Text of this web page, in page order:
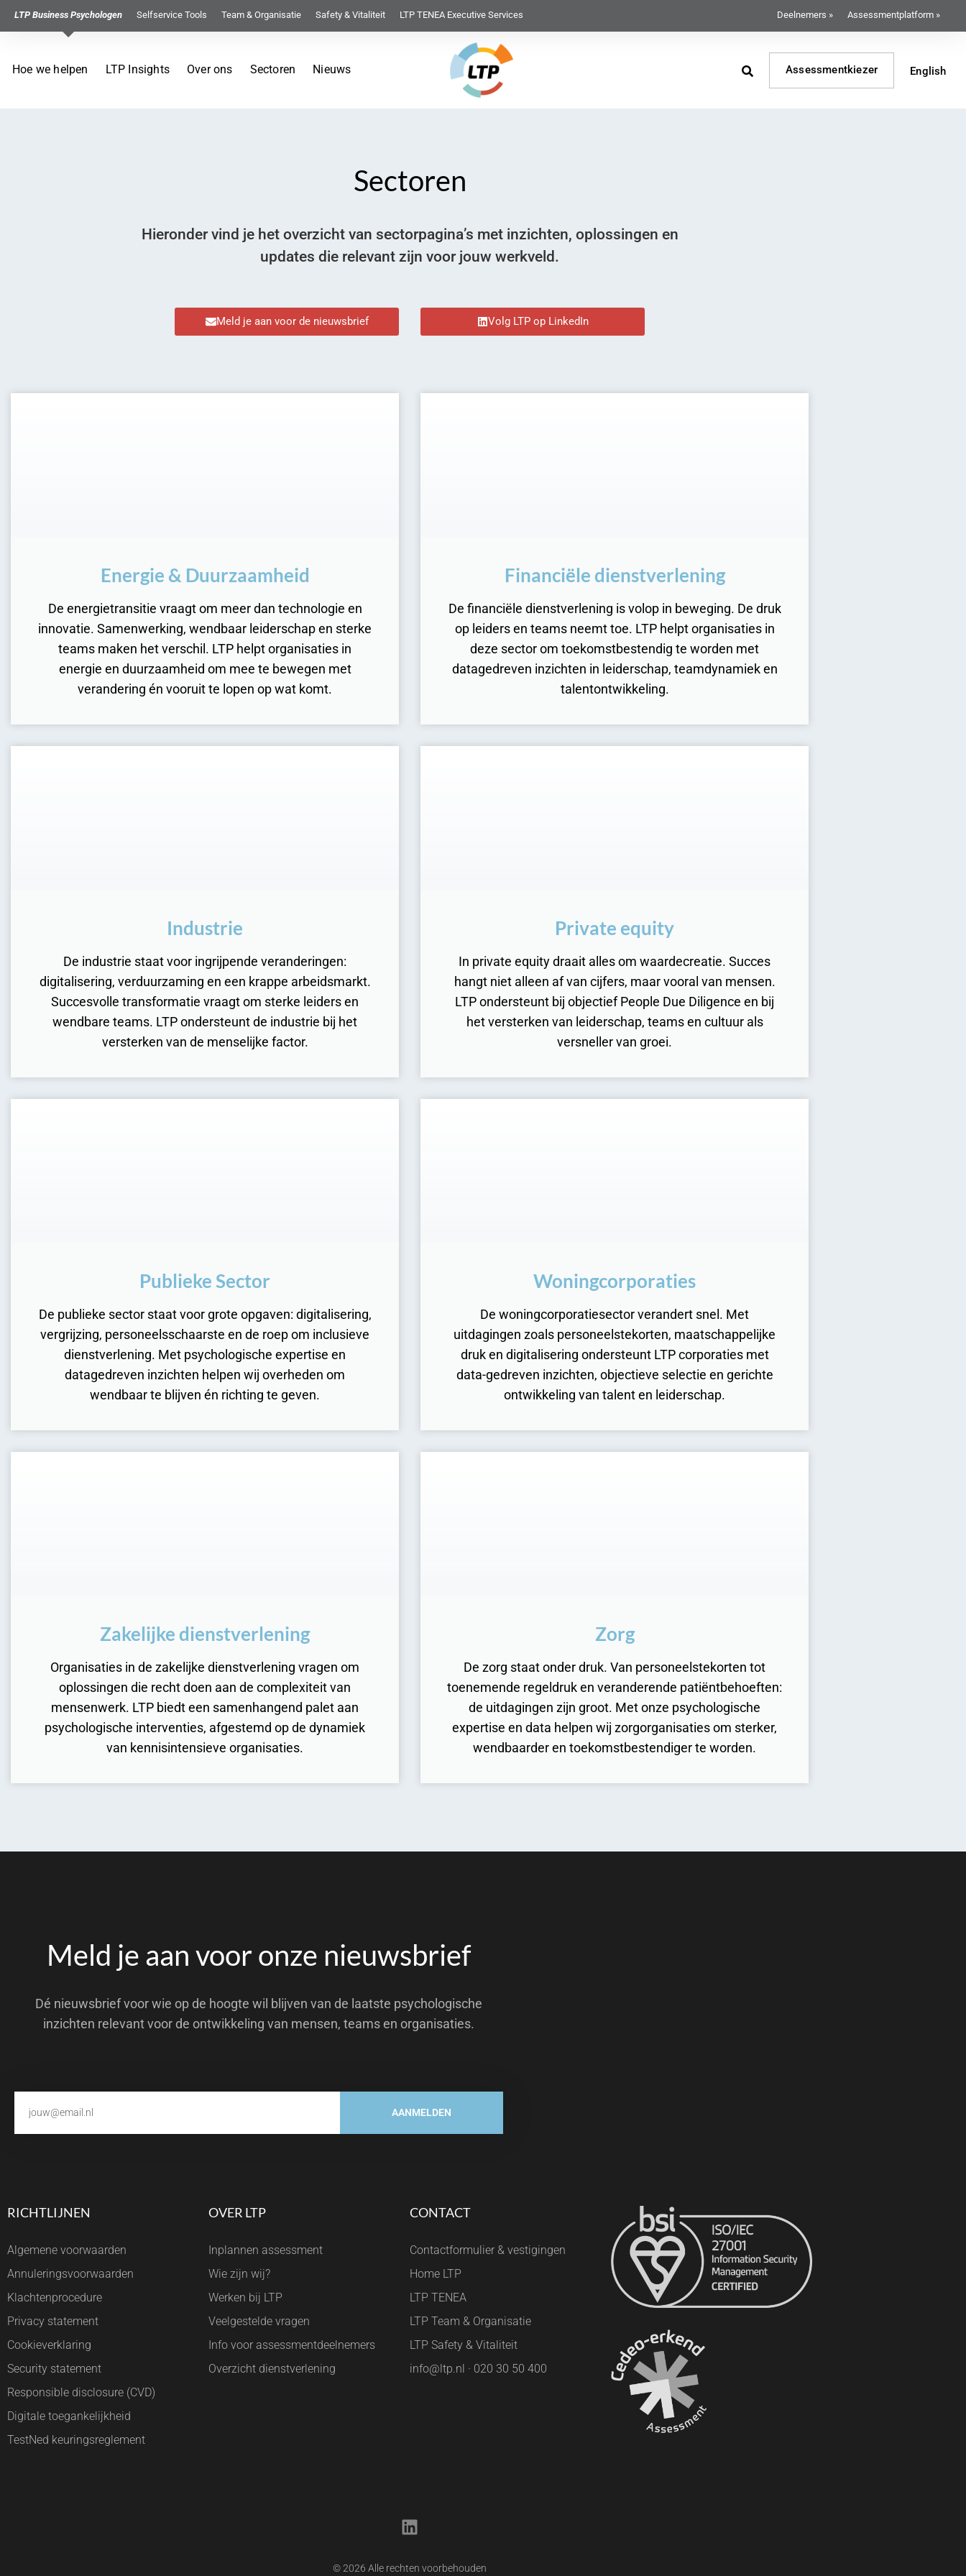
LTP Business Psychologen Selfservice Tools Team & Organisatie Safety & Vitaliteit LTP TENEA Executive Services Deelnemers » Assessmentplatform »
Hoe we helpen LTP Insights Over ons Sectoren Nieuws Assessmentkiezer English
Sectoren
Hieronder vind je het overzicht van sectorpagina’s met inzichten, oplossingen en
updates die relevant zijn voor jouw werkveld.
Meld je aan voor de nieuwsbrief Volg LTP op LinkedIn
Energie & Duurzaamheid
De energietransitie vraagt om meer dan technologie en
innovatie. Samenwerking, wendbaar leiderschap en sterke
teams maken het verschil. LTP helpt organisaties in
energie en duurzaamheid om mee te bewegen met
verandering én vooruit te lopen op wat komt.
Financiële dienstverlening
De financiële dienstverlening is volop in beweging. De druk
op leiders en teams neemt toe. LTP helpt organisaties in
deze sector om toekomstbestendig te worden met
datagedreven inzichten in leiderschap, teamdynamiek en
talentontwikkeling.
Industrie
De industrie staat voor ingrijpende veranderingen:
digitalisering, verduurzaming en een krappe arbeidsmarkt.
Succesvolle transformatie vraagt om sterke leiders en
wendbare teams. LTP ondersteunt de industrie bij het
versterken van de menselijke factor.
Private equity
In private equity draait alles om waardecreatie. Succes
hangt niet alleen af van cijfers, maar vooral van mensen.
LTP ondersteunt bij objectief People Due Diligence en bij
het versterken van leiderschap, teams en cultuur als
versneller van groei.
Publieke Sector
De publieke sector staat voor grote opgaven: digitalisering,
vergrijzing, personeelsschaarste en de roep om inclusieve
dienstverlening. Met psychologische expertise en
datagedreven inzichten helpen wij overheden om
wendbaar te blijven én richting te geven.
Woningcorporaties
De woningcorporatiesector verandert snel. Met
uitdagingen zoals personeelstekorten, maatschappelijke
druk en digitalisering ondersteunt LTP corporaties met
data-gedreven inzichten, objectieve selectie en gerichte
ontwikkeling van talent en leiderschap.
Zakelijke dienstverlening
Organisaties in de zakelijke dienstverlening vragen om
oplossingen die recht doen aan de complexiteit van
mensenwerk. LTP biedt een samenhangend palet aan
psychologische interventies, afgestemd op de dynamiek
van kennisintensieve organisaties.
Zorg
De zorg staat onder druk. Van personeelstekorten tot
toenemende regeldruk en veranderende patiëntbehoeften:
de uitdagingen zijn groot. Met onze psychologische
expertise en data helpen wij zorgorganisaties om sterker,
wendbaarder en toekomstbestendiger te worden.
Meld je aan voor onze nieuwsbrief
Dé nieuwsbrief voor wie op de hoogte wil blijven van de laatste psychologische
inzichten relevant voor de ontwikkeling van mensen, teams en organisaties.
AANMELDEN
RICHTLIJNEN
Algemene voorwaarden
Annuleringsvoorwaarden
Klachtenprocedure
Privacy statement
Cookieverklaring
Security statement
Responsible disclosure (CVD)
Digitale toegankelijkheid
TestNed keuringsreglement
OVER LTP
Inplannen assessment
Wie zijn wij?
Werken bij LTP
Veelgestelde vragen
Info voor assessmentdeelnemers
Overzicht dienstverlening
CONTACT
Contactformulier & vestigingen
Home LTP
LTP TENEA
LTP Team & Organisatie
LTP Safety & Vitaliteit
info@ltp.nl · 020 30 50 400
© 2026 Alle rechten voorbehouden